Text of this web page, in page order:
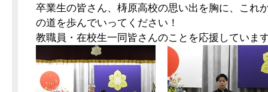
卒業生の皆さん、梼原高校の思い出を胸に、これ
の道を歩んでいってください！
教職員・在校生一同皆さんのことを応援していま